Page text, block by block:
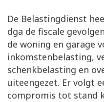
De Belastingdienst
dga de fiscale
de woning en garage
inkomstenbelasting,
schenkbelasting en
uiteengezet. Er volgt
compromis tot stand